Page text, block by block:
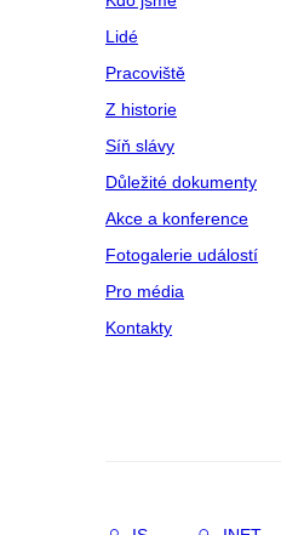
Lidé
Pracoviště
Z historie
Síň slávy
Důležité dokumenty
Akce a konference
Fotogalerie událostí
Pro média
Kontakty